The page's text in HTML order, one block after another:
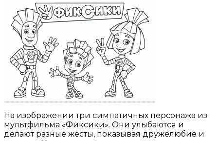
На изображении три симпатичных персонажа из
мультфильма «Фиксики». Они улыбаются и
делают разные жесты, показывая дружелюбие и